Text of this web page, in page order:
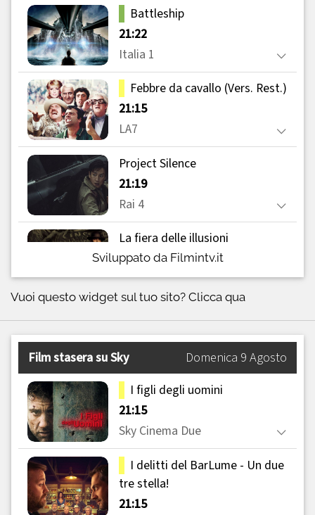
Sviluppato da Filmintv.it
Vuoi questo widget sul tuo sito? Clicca qua